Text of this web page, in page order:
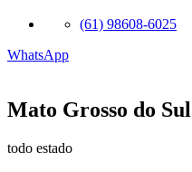
(61) 98608-6025
WhatsApp
Mato Grosso do Sul
todo estado